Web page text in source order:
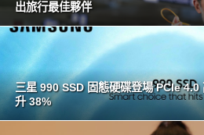
出旅行最佳夥伴
三星 990 SSD 固態硬碟登場 PCIe
升 38%